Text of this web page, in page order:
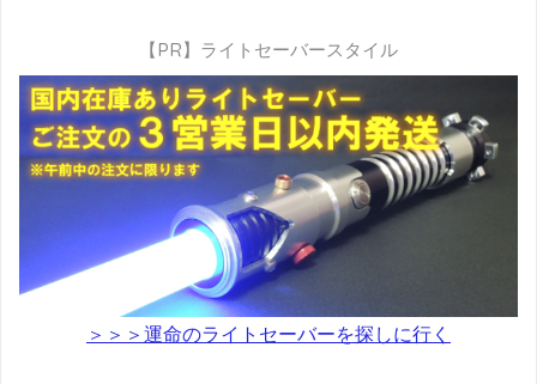
【PR】ライトセーバースタイル
＞＞＞運命のライトセーバーを探しに行く